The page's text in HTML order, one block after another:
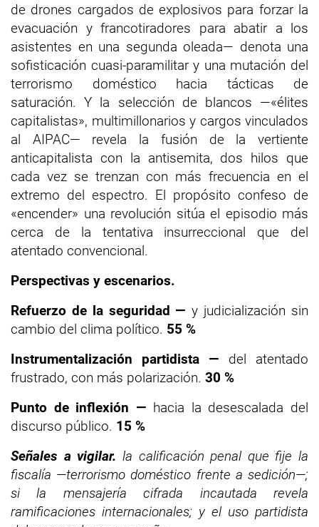
de drones cargados de explosivos para forzar la
evacuación y francotiradores para abatir a los
asistentes en una segunda oleada— denota una
sofisticación cuasi-paramilitar y una mutación del
terrorismo doméstico hacia tácticas de
saturación. Y la selección de blancos —«élites
capitalistas», multimillonarios y cargos vinculados
al AIPAC— revela la fusión de la vertiente
anticapitalista con la antisemita, dos hilos que
cada vez se trenzan con más frecuencia en el
extremo del espectro. El propósito confeso de
«encender» una revolución sitúa el episodio más
cerca de la tentativa insurreccional que del
atentado convencional.
Perspectivas y escenarios.
Refuerzo de la seguridad —y judicialización sin
cambio del clima político. 55 %
Instrumentalización partidista — del atentado
frustrado, con más polarización. 30 %
Punto de inflexión — hacia la desescalada del
discurso público. 15 %
Señales a vigilar. la calificación penal que fije la
fiscalía —terrorismo doméstico frente a sedición—;
si la mensajería cifrada incautada revela
ramificaciones internacionales; y el uso partidista